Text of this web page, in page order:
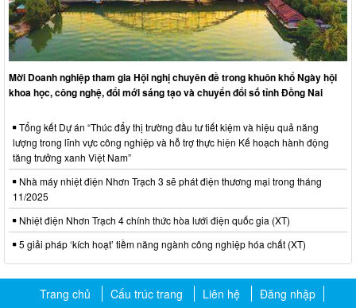
Mời Doanh nghiệp tham gia Hội nghị chuyên đề trong khuôn khổ Ngày hội
khoa học, công nghệ, đổi mới sáng tạo và chuyển đổi số tỉnh Đồng Nai
Tổng kết Dự án “Thúc đẩy thị trường đầu tư tiết kiệm và hiệu quả năng
lượng trong lĩnh vực công nghiệp và hỗ trợ thực hiện Kế hoạch hành động
tăng trưởng xanh Việt Nam”
Nhà máy nhiệt điện Nhơn Trạch 3 sẽ phát điện thương mại trong tháng
11/2025
Nhiệt điện Nhơn Trạch 4 chính thức hòa lưới điện quốc gia (XT)
5 giải pháp ‘kích hoạt’ tiềm năng ngành công nghiệp hóa chất (XT)
Trang chủ Cấu trúc trang Liên hệ Đăng nhập